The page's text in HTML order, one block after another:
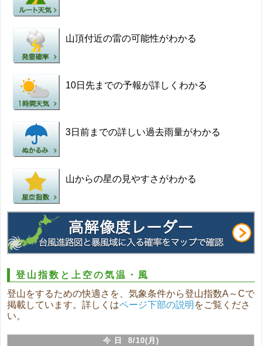
山頂付近の雷の可能性がわかる
10日先までの予報が詳しくわかる
3日前までの詳しい過去雨量がわかる
山からの星の見やすさがわかる
登山指数と上空の気温・風
登山をするための快適さを、気象条件から登山指数A～Cで
掲載しています。詳しくはページ下部の説明 をご覧くださ
い。
今 日 8/10(月)